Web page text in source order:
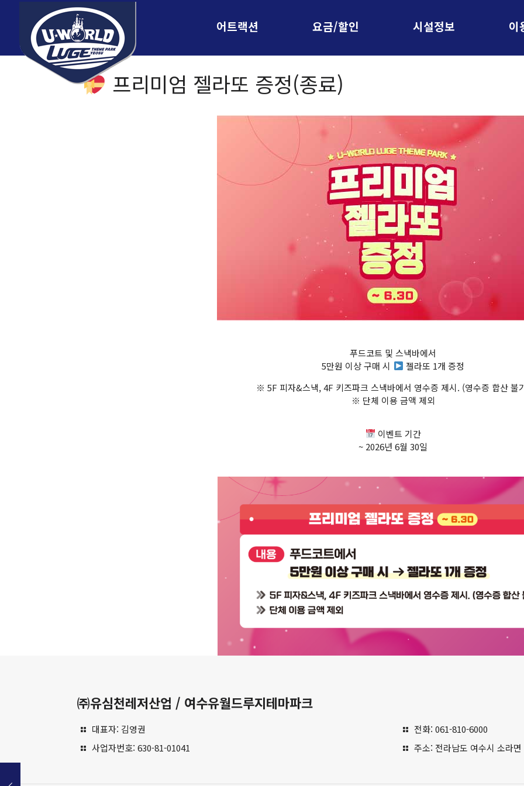
어트랙션 요금/할인 시설정보 이
프리미엄 젤라또 증정(종료)
푸드코트 및 스낵바에서
5만원 이상 구매 시
젤라또 1개 증정
※ 5F 피자&스낵, 4F 키즈파크 스낵바에서 영수증 제시. (영수증 합산 불
※ 단체 이용 금액 제외
이벤트 기간
~ 2026년 6월 30일
㈜유심천레저산업 / 여수유월드루지테마파크
대표자: 김영권
사업자번호: 630-81-01041
전화: 061-810-6000
주소: 전라남도 여수시 소라